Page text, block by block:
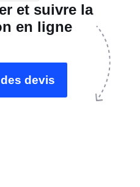
et suivre la
en ligne
devis